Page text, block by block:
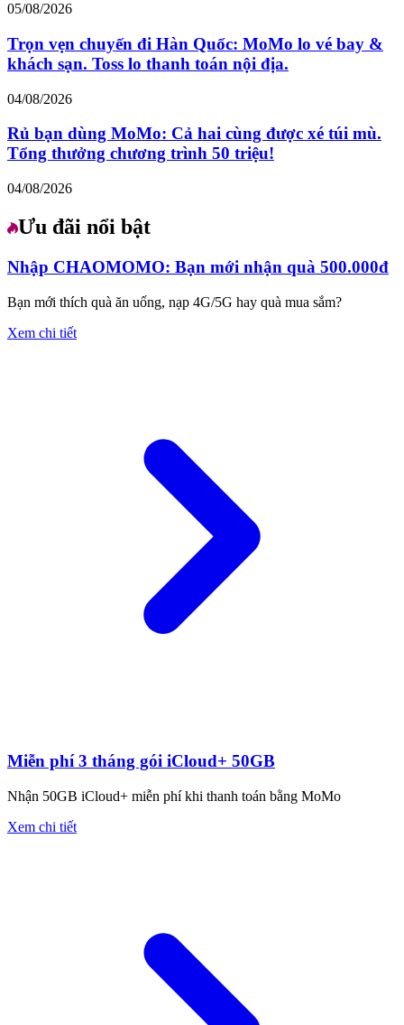
05/08/2026
Trọn vẹn chuyến đi Hàn Quốc: MoMo lo vé bay &
khách sạn. Toss lo thanh toán nội địa.
04/08/2026
Rủ bạn dùng MoMo: Cả hai cùng được xé túi mù.
Tổng thưởng chương trình 50 triệu!
04/08/2026
Ưu đãi nổi bật
Nhập CHAOMOMO: Bạn mới nhận quà 500.000đ
Bạn mới thích quà ăn uống, nạp 4G/5G hay quà mua sắm?
Xem chi tiết
Miễn phí 3 tháng gói iCloud+ 50GB
Nhận 50GB iCloud+ miễn phí khi thanh toán bằng MoMo
Xem chi tiết